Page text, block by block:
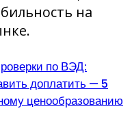
на
по ВЭД:
доплатить — 5
ценообразованию